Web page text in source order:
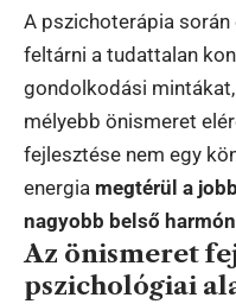
A pszichoterápia
feltárni a tudattalan
gondolkodási
mélyebb önismeret
fejlesztése nem egy
energia megtérül a
nagyobb belső
Az önismeret
pszichológiai